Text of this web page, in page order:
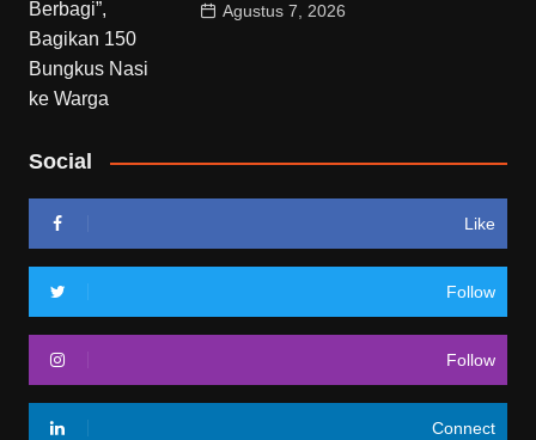
Agustus 7, 2026
Social
Like
Follow
Follow
Connect